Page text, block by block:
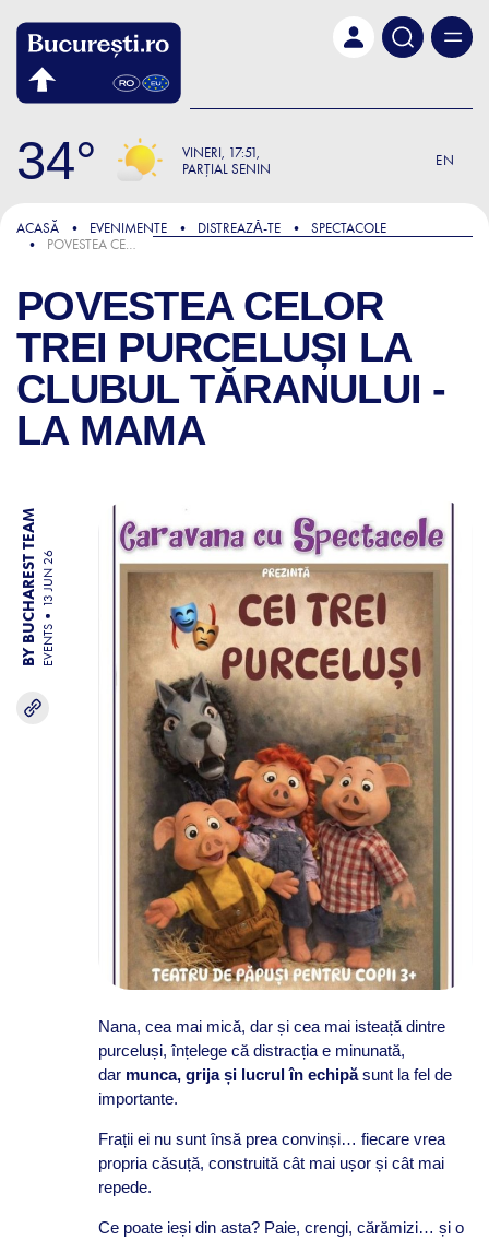
34 VINERI 17:51
PARȚIAL SENIN
EN
ACASĂ EVENIMENTE DISTREAZǍ-TE
SPECTACOLE
POVESTEA CELOR TREI PURCELUȘI LA CLUBUL TĂRANULUI - LA MAMA
POVESTEA CELOR
TREI PURCELUȘI LA
CLUBUL TĂRANULUI -
LA MAMA
BY BUCHAREST TEAM EVENTS
13 JUN 26
Nana, cea mai mică, dar și cea mai isteață dintre
purceluși, înțelege că distracția e minunată,
dar munca, grija și lucrul în echipăsunt la fel de
importante.
Frații ei nu sunt însă prea convinși… fiecare vrea
propria căsuță, construită cât mai ușor și cât mai
repede.
Ce poate ieși din asta? Paie, crengi, cărămizi… și o